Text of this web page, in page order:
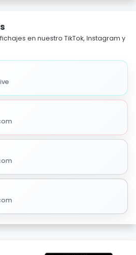
en nuestro TikTok, Instagram y